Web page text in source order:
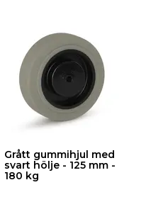
Grått gummihjul med
svart hölje - 125 mm -
180 kg